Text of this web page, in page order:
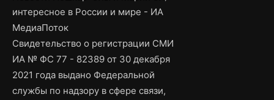
интересное в России и мире - ИА
МедиаПоток
Свидетельство о регистрации СМИ
ИА № ФС 77 - 82389 от 30 декабря
2021 года выдано Федеральной
службы по надзору в сфере связи,